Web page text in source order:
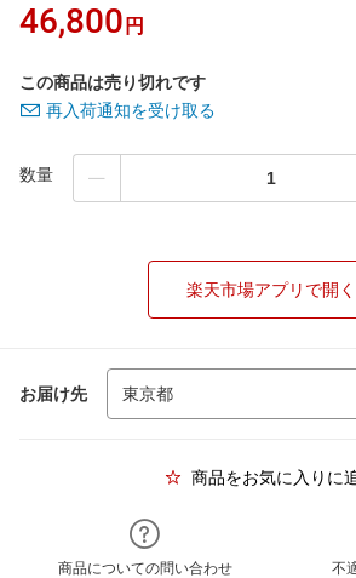
46,800 円
この商品は売り切れです
再入荷通知を受け取る
数量
楽天市場アプリで開く
お届け先
商品をお気に入りに
商品についての問い合わせ 不